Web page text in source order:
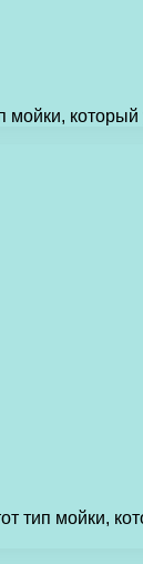
тип мойки,